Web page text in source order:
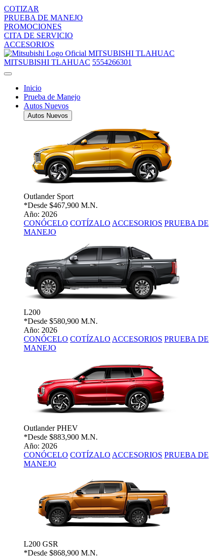
COTIZAR
PRUEBA DE MANEJO
PROMOCIONES
CITA DE SERVICIO
ACCESORIOS
MITSUBISHI TLAHUAC
MITSUBISHI TLAHUAC 5554266301
Inicio
Prueba de Manejo
Autos Nuevos
Autos Nuevos
Outlander Sport
*Desde $467,900 M.N.
Año: 2026
CONÓCELO COTÍZALO ACCESORIOS PRUEBA DE
MANEJO
L200
*Desde $580,900 M.N.
Año: 2026
CONÓCELO COTÍZALO ACCESORIOS PRUEBA DE
MANEJO
Outlander PHEV
*Desde $883,900 M.N.
Año: 2026
CONÓCELO COTÍZALO ACCESORIOS PRUEBA DE
MANEJO
L200 GSR
*Desde $868,900 M.N.